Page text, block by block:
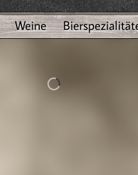
Weine